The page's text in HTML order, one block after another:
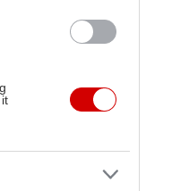
γύρο του ελληνικού